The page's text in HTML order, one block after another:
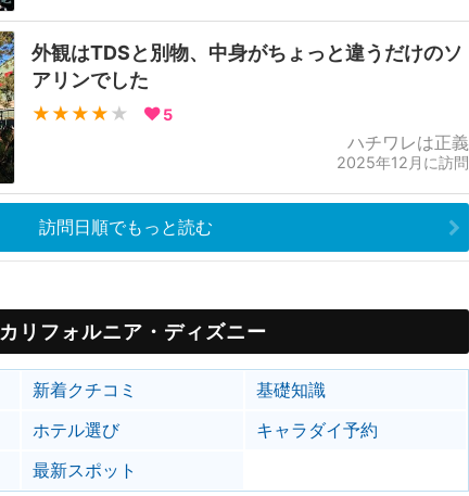
外観はTDSと別物、中身がちょっと違うだけのソ
アリンでした
★★★★ ★ 5
ハチワレは正義
2025年12月に訪問
訪問日順でもっと読む
カリフォルニア・ディズニー
新着クチコミ
基礎知識
ホテル選び
キャラダイ予約
最新スポット